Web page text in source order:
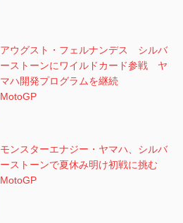
アウグスト・フェルナンデス シルバ
ーストーンにワイルドカード参戦 ヤ
マハ開発プログラムを継続
MotoGP
モンスターエナジー・ヤマハ、シルバ
ーストーンで夏休み明け初戦に挑む
MotoGP